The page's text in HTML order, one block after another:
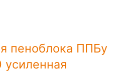
пеноблока ППБу